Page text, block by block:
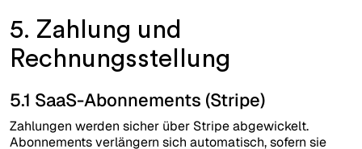
5. Zahlung und
Rechnungsstellung
5.1 SaaS-Abonnements (Stripe)
Zahlungen werden sicher über Stripe abgewickelt.
Abonnements verlängern sich automatisch, sofern sie